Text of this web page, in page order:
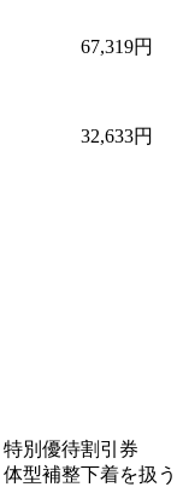
67,319円
32,633円
特別優待割引券
体型補整下着を扱う